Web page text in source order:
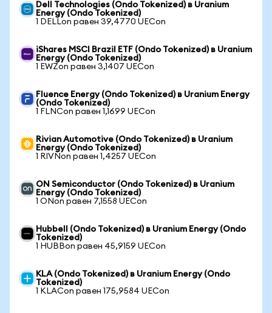
Dell Technologies (Ondo Tokenized) в Uranium
Energy (Ondo Tokenized)
1 DELLon равен 39,4770 UECon
iShares MSCI Brazil ETF (Ondo Tokenized) в Uranium
Energy (Ondo Tokenized)
1 EWZon равен 3,1407 UECon
Fluence Energy (Ondo Tokenized) в Uranium Energy
(Ondo Tokenized)
1 FLNCon равен 1,1699 UECon
Rivian Automotive (Ondo Tokenized) в Uranium
Energy (Ondo Tokenized)
1 RIVNon равен 1,4257 UECon
ON Semiconductor (Ondo Tokenized) в Uranium
Energy (Ondo Tokenized)
1 ONon равен 7,1558 UECon
Hubbell (Ondo Tokenized) в Uranium Energy (Ondo
Tokenized)
1 HUBBon равен 45,9159 UECon
KLA (Ondo Tokenized) в Uranium Energy (Ondo
Tokenized)
1 KLACon равен 175,9584 UECon